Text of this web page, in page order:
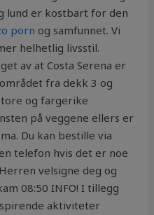
lund er kostbart for den
porn og samfunnet. Vi
helhetlig livsstil.
av at Costa Serena er
fra dekk 3 og
og fargerike
på veggene ellers er
Du kan bestille via
telefon hvis det er noe
velsigne deg og
08:50 INFO! I tillegg
aktiviteter